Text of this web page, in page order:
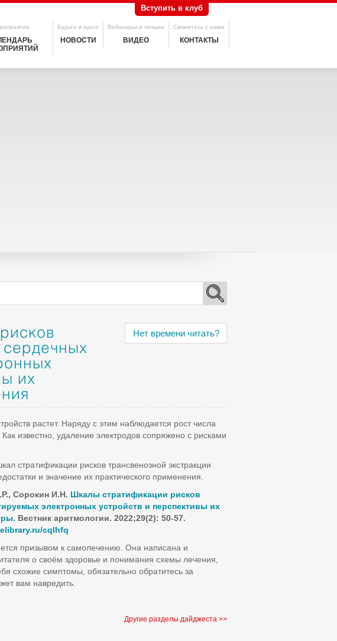
Будьте в курсе
НОВОСТИ
Вебинары и лекции
ВИДЕО
Свяжитесь с нами
КОНТАКТЫ
Вступить в клуб
сердечных
их
Нет времени читать?
растет. Наряду с этим наблюдается рост числа
известно, удаление электродов сопряжено с рисками
стратификации рисков трансвенозной экстракции
и значение их практического применения.
Сорокин И.Н. Шкалы стратификации рисков
электронных устройств и перспективы их
Вестник аритмологии. 2022;29(2): 50-57.
cqlhfq
призывом к самолечению. Она написана и
о своём здоровье и понимания схемы лечения,
схожие симптомы, обязательно обратитесь за
вам навредить.
Другие разделы дайджеста >>